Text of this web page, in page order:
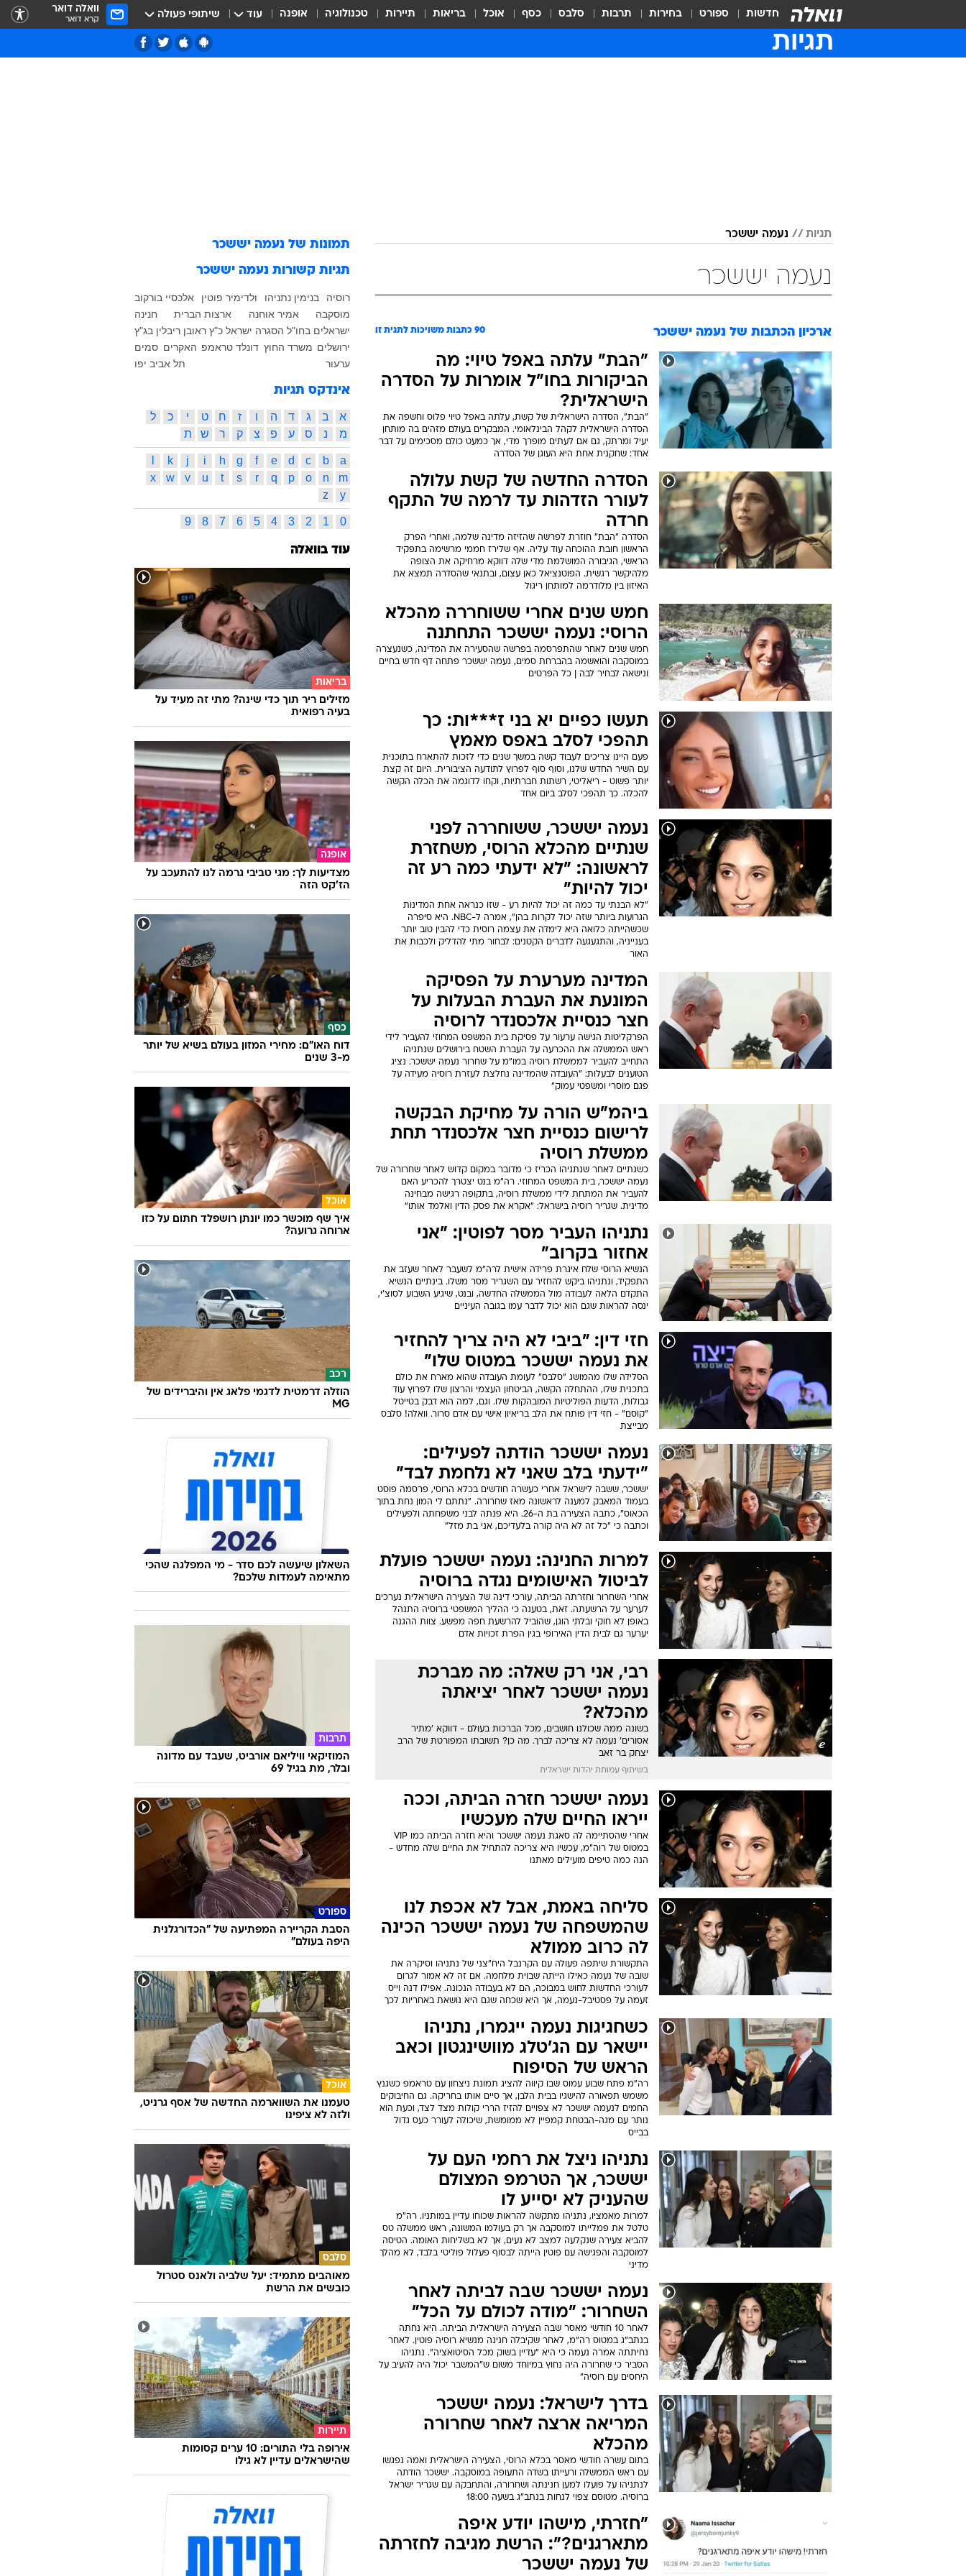
חדשות ספורט בחירות תרבות סלבס כסף אוכל בריאות תיירות טכנולוגיה אופנה עוד שיתופי פעולה וואלה דואר
קרא דואר
תגיות
תגיות נעמה יששכר
נעמה יששכר
ארכיון הכתבות של נעמה יששכר 90 כתבות משויכות לתגית זו
"הבת" עלתה באפל טיוי: מה
הביקורות בחו"ל אומרות על הסדרה
הישראלית?
"הבת", הסדרה הישראלית של קשת, עלתה באפל טיוי פלוס וחשפה את
הסדרה הישראלית לקהל הבינלאומי. המבקרים בעולם מזהים בה מותחן
יעיל ומרתק, גם אם לעתים מופרך מדי, אך כמעט כולם מסכימים על דבר
אחד: שחקנית אחת היא העוגן של הסדרה
הסדרה החדשה של קשת עלולה
לעורר הזדהות עד לרמה של התקף
חרדה
הסדרה "הבת" חוזרת לפרשה שהזיזה מדינה שלמה, ואחרי הפרק
הראשון חובת ההוכחה עוד עליה. אף שלירז חממי מרשימה בתפקיד
הראשי, הגיבורה המושלמת מדי שלה דווקא מרחיקה את הצופה
מלהיקשר רגשית. הפוטנציאל כאן עצום, ובתנאי שהסדרה תמצא את
האיזון בין מלודרמה למותחן ריגול
חמש שנים אחרי ששוחררה מהכלא
הרוסי: נעמה יששכר התחתנה
חמש שנים לאחר שהתפרסמה בפרשה שהסעירה את המדינה, כשנעצרה
במוסקבה והואשמה בהברחת סמים, נעמה יששכר פתחה דף חדש בחיים
ונישאה לבחיר לבה | כל הפרטים
תעשו כפיים יא בני ז***ות: כך
תהפכי לסלב באפס מאמץ
פעם היינו צריכים לעבוד קשה במשך שנים כדי לזכות להתארח בתוכנית
עם השיר החדש שלנו, וסוף סוף לפרוץ לתודעה הציבורית. היום זה קצת
יותר פשוט - ריאליטי, רשתות חברתיות, וקחו לדוגמה את הכלה הקשה
להכלה. כך תהפכי לסלב ביום אחד
נעמה יששכר, ששוחררה לפני
שנתיים מהכלא הרוסי, משחזרת
לראשונה: "לא ידעתי כמה רע זה
יכול להיות"
"לא הבנתי עד כמה זה יכול להיות רע - שזו כנראה אחת המדינות
הגרועות ביותר שזה יכול לקרות בהן", אמרה ל-NBC. היא סיפרה
שכשהייתה כלואה היא לימדה את עצמה רוסית כדי להבין טוב יותר
בענייניה, והתגעגעה לדברים הקטנים: לבחור מתי להדליק ולכבות את
האור
המדינה מערערת על הפסיקה
המונעת את העברת הבעלות על
חצר כנסיית אלכסנדר לרוסיה
הפרקליטות הגישה ערעור על פסיקת בית המשפט המחוזי להעביר לידי
ראש הממשלה את ההכרעה על העברת השטח בירושלים שנתניהו
התחייב להעביר לממשלת רוסיה במו"מ על שחרור נעמה יששכר. נציג
הטוענים לבעלות: "העובדה שהמדינה נחלצת לעזרת רוסיה מעידה על
פגם מוסרי ומשפטי עמוק"
ביהמ"ש הורה על מחיקת הבקשה
לרישום כנסיית חצר אלכסנדר תחת
ממשלת רוסיה
כשנתיים לאחר שנתניהו הכריז כי מדובר במקום קדוש לאחר שחרורה של
נעמה יששכר, בית המשפט המחוזי. רה"מ בנט יצטרך להכריע האם
להעביר את המתחת לידי ממשלת רוסיה, בתקופה רגישה מבחינה
מדינית. שגריר רוסיה בישראל: "אקרא את פסק הדין ואלמד אותו"
נתניהו העביר מסר לפוטין: "אני
אחזור בקרוב"
הנשיא הרוסי שלח איגרת פרידה אישית לרה"מ לשעבר לאחר שעזב את
התפקיד, ונתניהו ביקש להחזיר עם השגריר מסר משלו. בינתיים הנשיא
התקדם הלאה לעבודה מול הממשלה החדשה, ובנט, שיגיע השבוע לסוצ'י,
ינסה להראות שגם הוא יכול לדבר עמו בגובה העיניים
חזי דין: "ביבי לא היה צריך להחזיר
את נעמה יששכר במטוס שלו"
הסלידה שלו מהמושג "סלבס" לעומת העובדה שהוא מארח את כולם
בתכנית שלו, ההתחלה הקשה, הביטחון העצמי והרצון שלו לפרוץ עוד
גבולות, הדעות הפוליטיות המובהקות שלו. וגם, למה הוא דבק בטייטל
"קוסם" - חזי דין פותח את הלב בריאיון אישי עם אדם סרור. וואלה! סלבס
מבייצת
נעמה יששכר הודתה לפעילים:
"ידעתי בלב שאני לא נלחמת לבד"
יששכר, ששבה לישראל אחרי כעשרה חודשים בכלא הרוסי, פרסמה פוסט
בעמוד המאבק למענה לראשונה מאז שחרורה. "נתתם לי המון נחת בתוך
הכאוס", כתבה הצעירה בת ה-26. היא פנתה לבני משפחתה ולפעילים
וכתבה כי "כל זה לא היה קורה בלעדיכם, אני בת מזל"
למרות החנינה: נעמה יששכר פועלת
לביטול האישומים נגדה ברוסיה
אחרי השחרור וחזרתה הביתה, עורכי דינה של הצעירה הישראלית נערכים
לערער על הרשעתה. זאת, בטענה כי ההליך המשפטי ברוסיה התנהל
באופן לא חוקי ובלתי הוגן, שהוביל להרשעת חפה מפשע. צוות ההגנה
יערער גם לבית הדין האירופי בגין הפרת זכויות אדם
רבי, אני רק שאלה: מה מברכת
נעמה יששכר לאחר יציאתה
מהכלא?
בשונה ממה שכולנו חושבים, מכל הברכות בעולם - דווקא 'מתיר
אסורים' נעמה לא צריכה לברך. מה כן? תשובתו המפורטת של הרב
יצחק בר זאב
בשיתוף עמותת יהדות ישראלית
נעמה יששכר חזרה הביתה, וככה
ייראו החיים שלה מעכשיו
אחרי שהסתיימה לה סאגת נעמה יששכר והיא חזרה הביתה כמו VIP
במטוס של רוה"מ, עכשיו היא צריכה להתחיל את החיים שלה מחדש -
הנה כמה טיפים מועילים מאתנו
סליחה באמת, אבל לא אכפת לנו
שהמשפחה של נעמה יששכר הכינה
לה כרוב ממולא
התקשורת שיתפה פעולה עם הקרנבל היח"צני של נתניהו וסיקרה את
שובה של נעמה כאילו הייתה שבוית מלחמה. אם זה לא אמור לגרום
לעורכי החדשות לחוש במבוכה, הם לא בעבודה הנכונה. אפילו דנה וייס
זעמה על פסטיבל-נעמה, אך היא שכחה שגם היא נושאת באחריות לכך
כשחגיגות נעמה ייגמרו, נתניהו
יישאר עם הג'טלג מוושינגטון וכאב
הראש של הסיפוח
רה"מ פתח שבוע עמוס שבו קיווה להציג תמונת ניצחון עם טראמפ כשגנץ
משמש תפאורה להישגיו בבית הלבן, אך סיים אותו בחריקה. גם החיבוקים
החמים לנעמה יששכר לא צפויים להזיז הררי קולות מצד לצד, וכעת הוא
נותר עם מגה-הבטחת קמפיין לא ממומשת, שיכולה לעורר כעס גדול
בבייס
נתניהו ניצל את רחמי העם על
יששכר, אך הטרמפ המצולם
שהעניק לא יסייע לו
למרות מאמציו, נתניהו מתקשה להראות שכוחו עדיין במותניו. רה"מ
טלטל את פמלייתו למוסקבה אך רק בעולמו המשונה, ראש ממשלה טס
להביא צעירה שנקלעה למצב לא נעים, אך לא בשליחות האומה. הטיסה
למוסקבה והפגישה עם פוטין הייתה לבסוף פעלול פוליטי בלבד, לא מהלך
מדיני
נעמה יששכר שבה לביתה לאחר
השחרור: "מודה לכולם על הכל"
לאחר 10 חודשי מאסר שבה הצעירה הישראלית הביתה. היא נחתה
בנתב"ג במטוס רה"מ, לאחר שקיבלה חנינה מנשיא רוסיה פוטין. לאחר
נחיתתה אמרה נעמה כי היא "עדיין בשוק מכל הסיטואציה". נתניהו
הסביר כי שחרורה היה נחוץ במיוחד משום ש"המשבר יכול היה להעיב על
היחסים עם רוסיה"
בדרך לישראל: נעמה יששכר
המריאה ארצה לאחר שחרורה
מהכלא
בתום עשרה חודשי מאסר בכלא הרוסי, הצעירה הישראלית ואמה נפגשו
עם ראש הממשלה ורעייתו בשדה התעופה במוסקבה. יששכר הודתה
לנתניהו על פועלו למען חנינתה ושחרורה, והתחבקה עם שגריר ישראל
ברוסיה. מטוסם צפוי לנחות בנתב"ג בשעה 18:00
"חזרתי, מישהו יודע איפה
מתארגנים?": הרשת מגיבה לחזרתה
של נעמה יששכר
תמונות של נעמה יששכר
תגיות קשורות נעמה יששכר
רוסיה בנימין נתניהו ולדימיר פוטין
אלכסיי בורקוב
מוסקבה
אמיר אוחנה ארצות הברית
חנינה
ישראלים בחו"ל הסגרה ישראל כ"ץ ראובן ריבלין בג"ץ
ירושלים משרד החוץ דונלד טראמפ האקרים סמים
ערעור
תל אביב יפו
אינדקס תגיות
א ב ג ד ה ו ז ח ט י כ
ל
מ
נ ס ע פ צ ק ר ש ת
a
b
c
d
e
f
g
h
i
j
k
m
n
o
p
q
r
s
t
u
v
w
x
y
z
0
1
2
3
4
5
6
7
8
9
עוד בוואלה
בריאות
מזילים ריר תוך כדי שינה? מתי זה מעיד על
בעיה רפואית
אופנה
מצדיעות לך: מגי טביבי גרמה לנו להתעכב על
הז'קט הזה
כסף
דוח האו"ם: מחירי המזון בעולם בשיא של יותר
מ-3 שנים
אוכל
איך שף מוכשר כמו יונתן רושפלד חתום על כזו
ארוחה גרועה?
רכב
הוזלה דרמטית לדגמי פלאג אין והיברידים של
MG
השאלון שיעשה לכם סדר - מי המפלגה שהכי
מתאימה לעמדות שלכם?
תרבות
המוזיקאי וויליאם אורביט, שעבד עם מדונה
ובלר, מת בגיל 69
ספורט
הסבת הקריירה המפתיעה של "הכדורגלנית
היפה בעולם"
אוכל
טעמנו את השווארמה החדשה של אסף גרניט,
ולזה לא ציפינו
סלבס
מאוהבים מתמיד: יעל שלביה ולאנס סטרול
כובשים את הרשת
תיירות
אירופה בלי התורים: 10 ערים קסומות
שהישראלים עדיין לא גילו